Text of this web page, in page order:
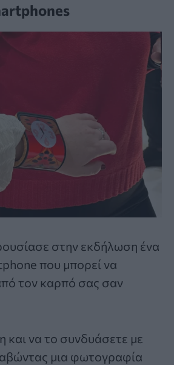
στην εκδήλωση ένα
που μπορεί να
τον καρπό σας σαν
και να το συνδυάσετε με
μια φωτογραφία